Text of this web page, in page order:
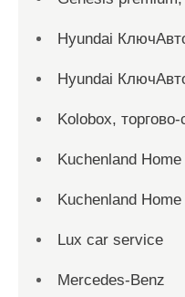
Hyundai
Hyundai
Kolobox,
Kuchenland Home
Kuchenland Home
Lux car service
Mercedes-Benz